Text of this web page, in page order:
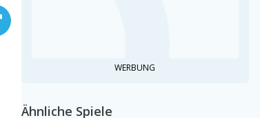
WERBUNG
Ähnliche Spiele